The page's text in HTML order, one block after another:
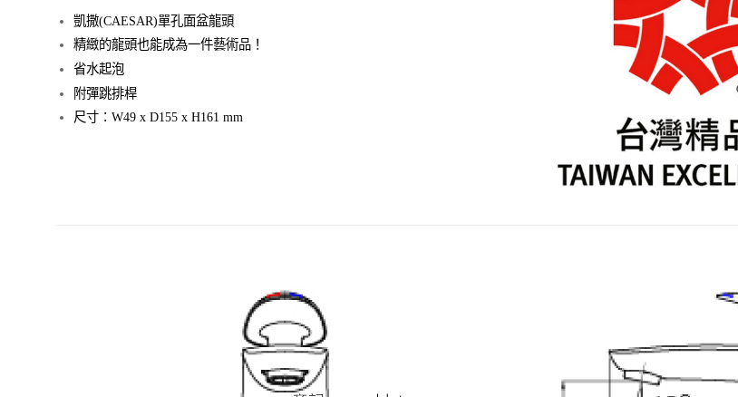
凱撒(CAESAR)單孔面盆龍頭
精緻的龍頭也能成為一件藝術品！
省水起泡
附彈跳排桿
尺寸：W49 x D155 x H161 mm